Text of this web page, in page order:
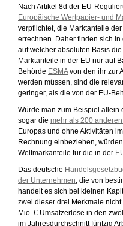
Nach Artikel 8d der EU-
Europäische Wertpapier- und
verpflichtet, die Marktanteile
errechnen. Daher finden sich in
auf welcher absoluten Basis
Marktanteile in der EU nur auf
Behörde ESMAvon den ihr zur
werden müssen, sind die
geringer, als die von der EU-
Würde man zum Beispiel allein
sogar die mehr als 200
Europas und ohne Aktivitäten
Rechnung einbeziehen,
Weltmarkanteile für die in der
Das deutsche
der Unternehmen , die von
handelt es sich bei kleinen
zwei dieser drei Merkmale
Mio. € Umsatzerlöse in den
im Jahresdurchschnitt fünfzig